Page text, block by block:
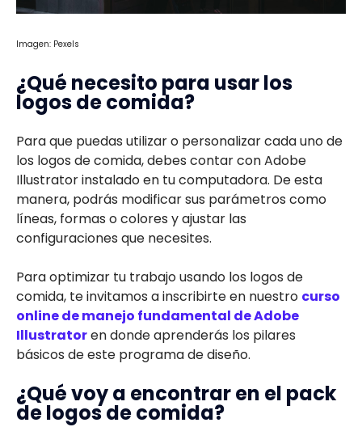
Imagen: Pexels
¿Qué necesito para usar los
logos de comida?
Para que puedas utilizar o personalizar cada uno de
los logos de comida, debes contar con Adobe
Illustrator instalado en tu computadora. De esta
manera, podrás modificar sus parámetros como
líneas, formas o colores y ajustar las
configuraciones que necesites.
Para optimizar tu trabajo usando los logos de
comida, te invitamos a inscribirte en nuestro curso
online de manejo fundamental de Adobe
Illustratoren donde aprenderás los pilares
básicos de este programa de diseño.
¿Qué voy a encontrar en el pack
de logos de comida?